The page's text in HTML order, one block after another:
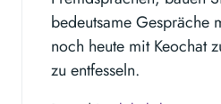
bedeutsame Gespräche
noch heute mit Keochat
zu entfesseln.